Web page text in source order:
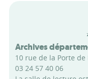
Archives
10 rue de la Porte
03 24 57 40 06